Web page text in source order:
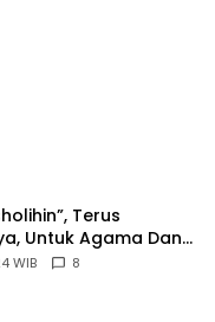
Terus
Untuk Agama Dan
WIB 8